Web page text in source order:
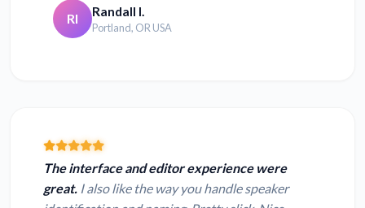
RI Randall I.
Portland, OR USA
The interface and editor experience were
great. I also like the way you handle speaker